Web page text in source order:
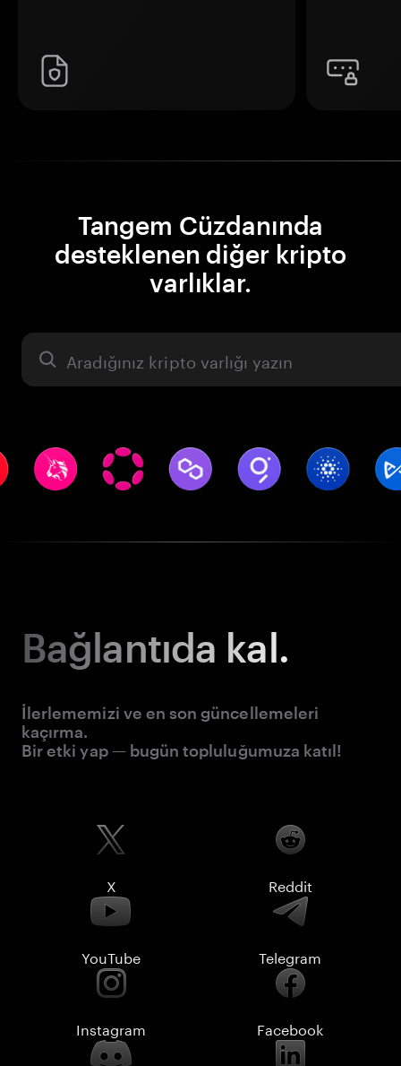
Tangem Cüzdanında
desteklenen diğer kripto
varlıklar.
Varlık
Bağlantıda kal.
İlerlememizi ve en son güncellemeleri
kaçırma.
Bir etki yap — bugün topluluğumuza katıl!
X Reddit
YouTube Telegram
Instagram Facebook